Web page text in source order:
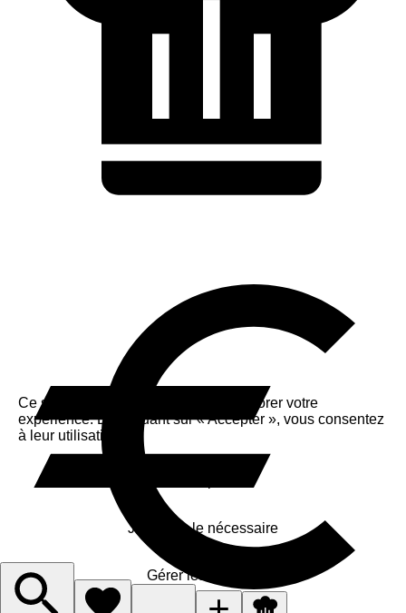
Ce site utilise des cookies pour améliorer votre
expérience. En cliquant sur « Accepter », vous consentez
à leur utilisation.
J'accepte le nécessaire
Gérer les cookies